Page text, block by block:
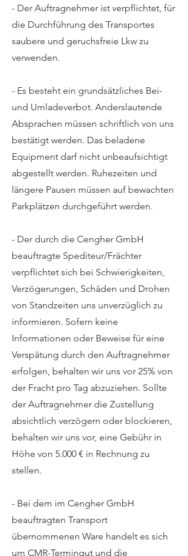
- Der Auftragnehmer ist verpflichtet, für
die Durchführung des Transportes
saubere und geruchsfreie Lkw zu
verwenden.
- Es besteht ein grundsätzliches Bei-
und Umladeverbot. Anderslautende
Absprachen müssen schriftlich von uns
bestätigt werden. Das beladene
Equipment darf nicht unbeaufsichtigt
abgestellt werden. Ruhezeiten und
längere Pausen müssen auf bewachten
Parkplätzen durchgeführt werden.
- Der durch die Cengher GmbH
beauftragte Spediteur/Frächter
verpflichtet sich bei Schwierigkeiten,
Verzögerungen, Schäden und Drohen
von Standzeiten uns unverzüglich zu
informieren. Sofern keine
Informationen oder Beweise für eine
Verspätung durch den Auftragnehmer
erfolgen, behalten wir uns vor 25% von
der Fracht pro Tag abzuziehen. Sollte
der Auftragnehmer die Zustellung
absichtlich verzögern oder blockieren,
behalten wir uns vor, eine Gebühr in
Höhe von 5.000 € in Rechnung zu
stellen.
- Bei dem im Cengher GmbH
beauftragten Transport
übernommenen Ware handelt es sich
um CMR-Termingut und die